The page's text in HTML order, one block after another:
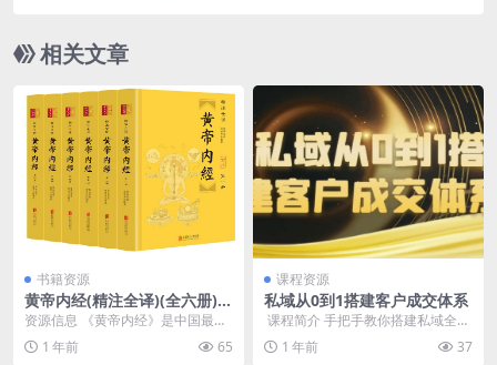
相关文章
书籍资源
黄帝内经(精注全译)(全六册)
[传统文化]
资源信息 《黄帝内经》是中国最古
老的医学经典，包含《灵枢》和
《素问》，以对话形式...
1 年前 65
课程资源
私域从0到1搭建客户成交体系
​ 课程简介 手把手教你搭建私域全链
路成交体系！ 从流量精准导入、人
设 IP 打...
1 年前 37